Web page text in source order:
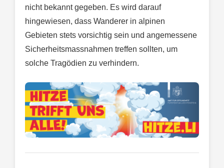
nicht bekannt gegeben. Es wird darauf
hingewiesen, dass Wanderer in alpinen
Gebieten stets vorsichtig sein und angemessene
Sicherheitsmassnahmen treffen sollten, um
solche Tragödien zu verhindern.